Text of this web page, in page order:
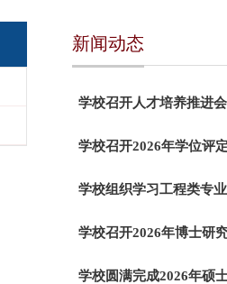
新闻动态
学校召开人才培养推进
学校召开2026年学位评
学校组织学习工程类专
学校召开2026年博士研
学校圆满完成2026年硕